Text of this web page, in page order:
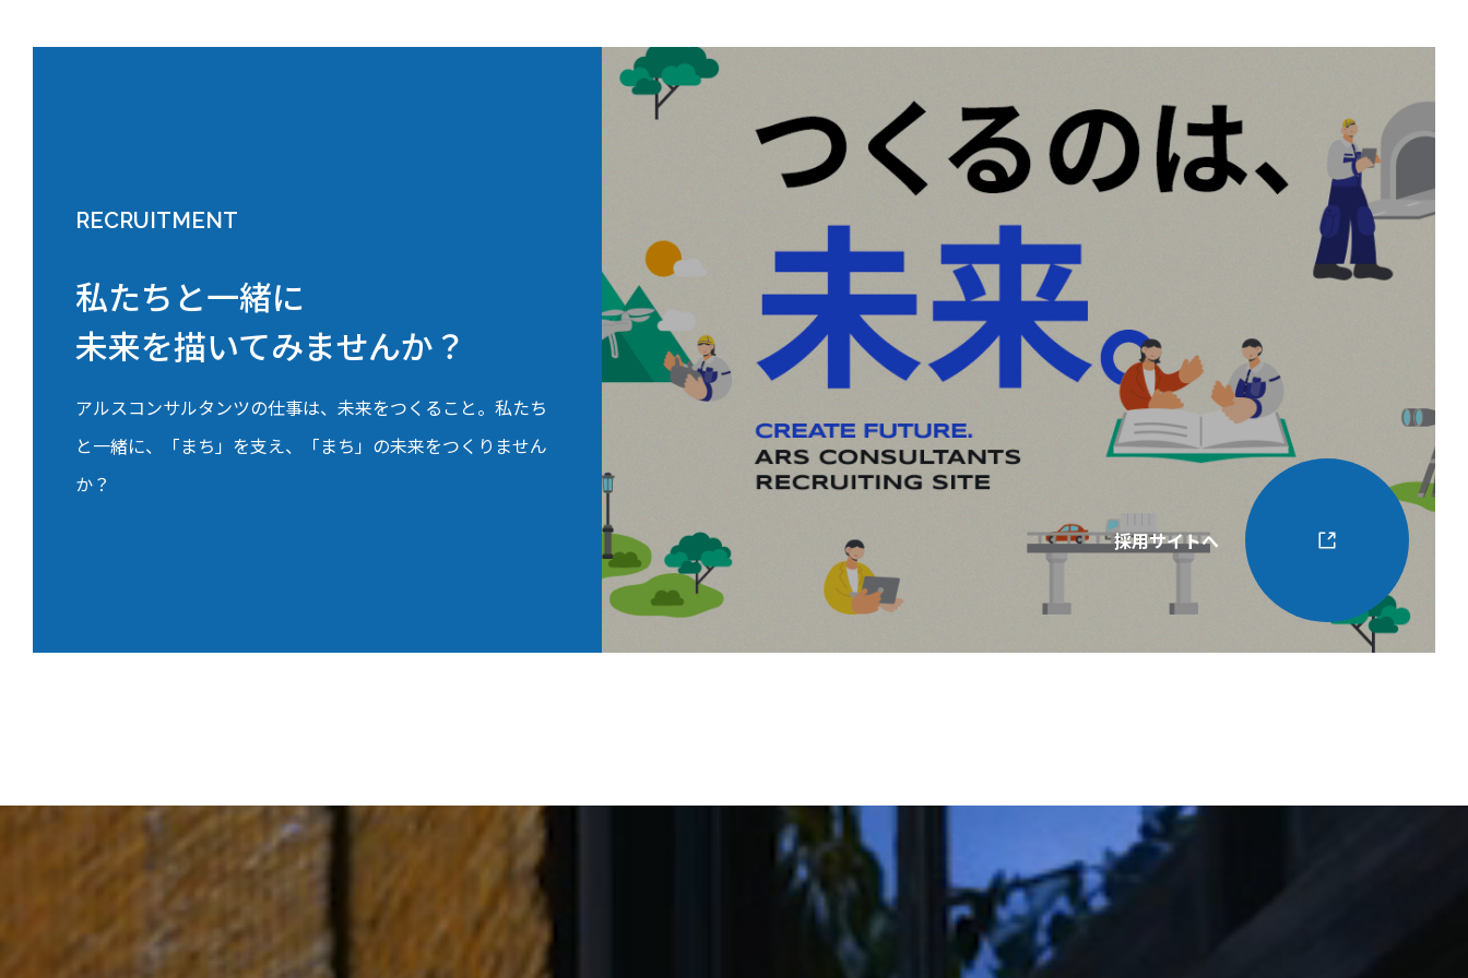
RECRUITMENT
私たちと一緒に
未来を描いてみませんか？
アルスコンサルタンツの仕事は、未来をつくること。私たち
と一緒に、「まち」を支え、「まち」の未来をつくりません
か？
採用サイトへ